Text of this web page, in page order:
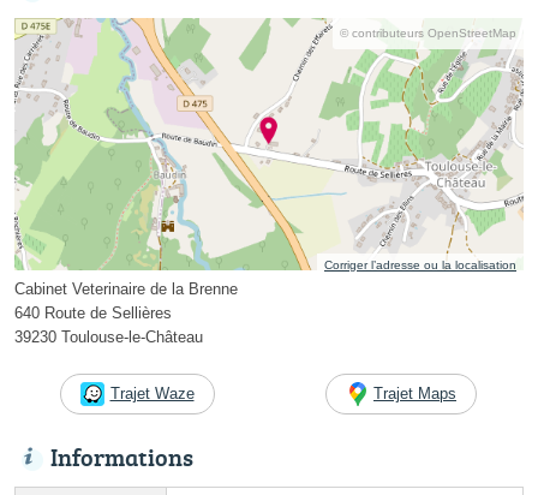
© contributeurs OpenStreetMap
Corriger l’adresse ou la localisation
Cabinet Veterinaire de la Brenne
640 Route de Sellières
39230 Toulouse-le-Château
Trajet Waze Trajet Maps
Informations